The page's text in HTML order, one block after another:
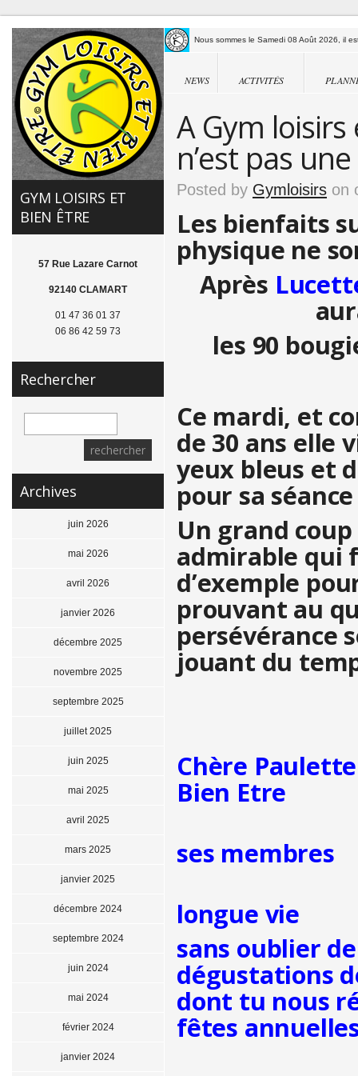
Nous sommes le Samedi 08 Août 2026, il
NEWS ACTIVITÉS
A Gym loisirs
n’est pas
Posted by Gymloisirs on
Les bienfaits
physique ne
Après
les 90
Ce mardi, et
de 30 ans elle
yeux bleus et
pour sa
Un grand
admirable qui
d’exemple
prouvant au
persévérance
jouant du
Chère
Bien Etre
ses membres
longue vie
sans oublier
dégustations
dont tu nous
fêtes
GYM LOISIRS ET
BIEN ÊTRE
57 Rue Lazare Carnot
92140 CLAMART
01 47 36 01 37
06 86 42 59 73
Rechercher
Archives
juin 2026
mai 2026
avril 2026
janvier 2026
décembre 2025
novembre 2025
septembre 2025
juillet 2025
juin 2025
mai 2025
avril 2025
mars 2025
janvier 2025
décembre 2024
septembre 2024
juin 2024
mai 2024
février 2024
janvier 2024